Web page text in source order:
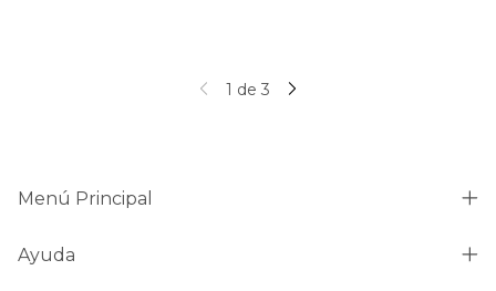
1 de 3
Menú Principal
Ayuda